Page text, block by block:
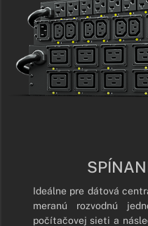
Ideálne pre dátová
meranú rozvodnú
počítačovej sieti a